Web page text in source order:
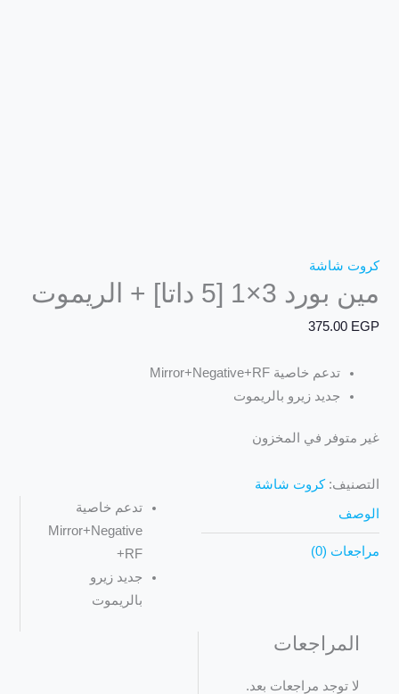
كروت شاشة
مين بورد 3×1 [5 داتا] + الريموت
375.00 EGP
تدعم خاصية Mirror+Negative+RF
جديد زيرو بالريموت
غير متوفر في المخزون
التصنيف:كروت شاشة
الوصف
مراجعات (0)
تدعم خاصية
Mirror+Negative
+RF
جديد زيرو
بالريموت
المراجعات
لا توجد مراجعات بعد.